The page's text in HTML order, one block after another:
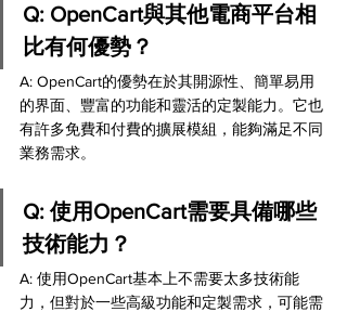
Q: OpenCart與其他電商平台相
比有何優勢？
A: OpenCart的優勢在於其開源性、簡單易用
的界面、豐富的功能和靈活的定製能力。它也
有許多免費和付費的擴展模組，能夠滿足不同
業務需求。
Q: 使用OpenCart需要具備哪些
技術能力？
A: 使用OpenCart基本上不需要太多技術能
力，但對於一些高級功能和定製需求，可能需